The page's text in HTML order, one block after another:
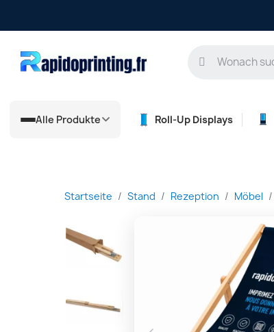
Alle Produkte Roll-Up Displays
Startseite Stand Rezeption Möbel